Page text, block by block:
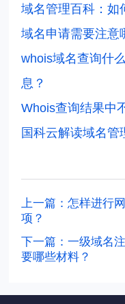
域名管理百科：如
域名申请需要注意
whois域名查询什
息？
Whois查询结果中
国科云解读域名管
上一篇：怎样进行
项？
下一篇：一级域名
要哪些材料？